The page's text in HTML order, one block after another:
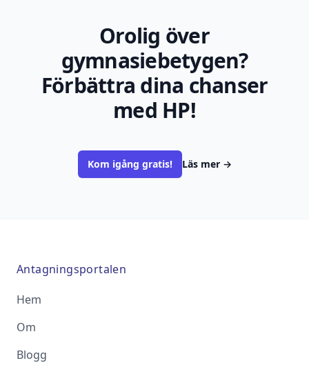
Orolig över
gymnasiebetygen?
Förbättra dina chanser
med HP!
Kom igång gratis! Läs mer →
Antagningsportalen
Hem
Om
Blogg